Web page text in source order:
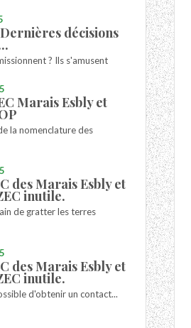
décisions
? Ils s'amusent
Marais Esbly et
la nomenclature des
des Marais Esbly et
inutile.
de gratter les terres
des Marais Esbly et
inutile.
d'obtenir un contact...